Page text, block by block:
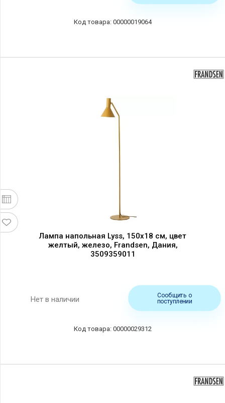
00000019064
Лампа напольная Lyss, 150х18 см, цвет
желтый, железо, Frandsen, Дания,
3509359011
Нет в наличии
Сообщить о
поступлении
00000029312